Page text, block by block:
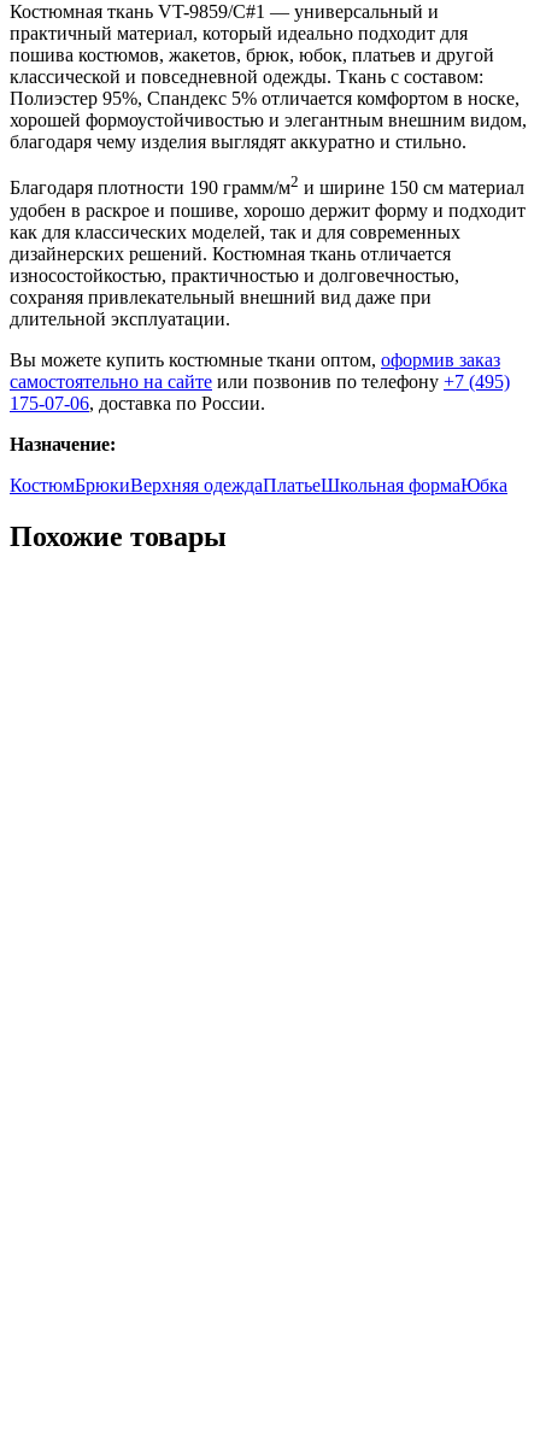
Костюмная ткань VT-9859/C#1 — универсальный и
практичный материал, который идеально подходит для
пошива костюмов, жакетов, брюк, юбок, платьев и другой
классической и повседневной одежды. Ткань с составом:
Полиэстер 95%, Спандекс 5% отличается комфортом в носке,
хорошей формоустойчивостью и элегантным внешним видом,
благодаря чему изделия выглядят аккуратно и стильно.
Благодаря плотности 190 грамм/м2 и ширине 150 см материал
удобен в раскрое и пошиве, хорошо держит форму и подходит
как для классических моделей, так и для современных
дизайнерских решений. Костюмная ткань отличается
износостойкостью, практичностью и долговечностью,
сохраняя привлекательный внешний вид даже при
длительной эксплуатации.
Вы можете купить костюмные ткани оптом, оформив заказ
самостоятельно на сайте или позвонив по телефону +7 (495)
175-07-06, доставка по России.
Назначение:
КостюмБрюкиВерхняя одеждаПлатьеШкольная формаЮбка
Похожие товары